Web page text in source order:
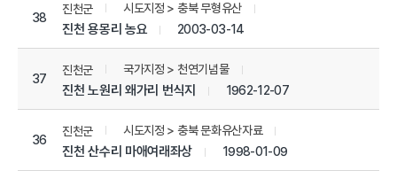
38
진천군 시도지정 > 충북 무형유산
진천 용몽리 농요 2003-03-14
37
진천군 국가지정 > 천연기념물
진천 노원리 왜가리 번식지 1962-12-07
36
진천군 시도지정 > 충북 문화유산자료
진천 산수리 마애여래좌상 1998-01-09